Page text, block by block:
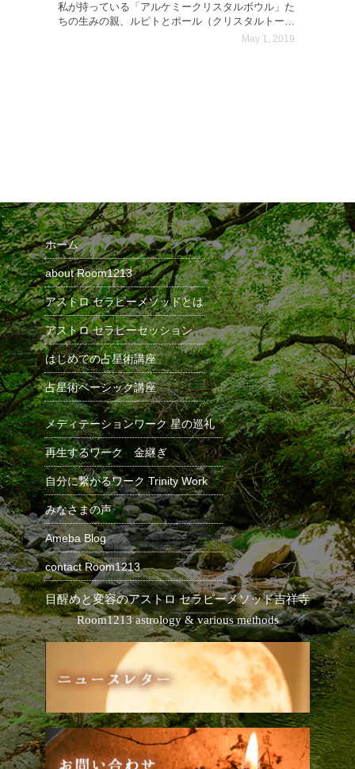
私が持っている「アルケミークリスタルボウル」た
ちの生みの親、ルピトとポール（クリスタルトーン
ズ社主催）の「クリスタルボウルマスターセミナ
May 1, 2019
ホーム
about Room1213
アストロ セラピーメソッドとは
アストロ セラピーセッション
はじめての占星術講座
占星術ベーシック講座
メディテーションワーク 星の巡礼
再生するワーク 金継ぎ
自分に繋がるワーク Trinity Work
みなさまの声
Ameba Blog
contact Room1213
目醒めと変容のアストロ セラピーメソッド吉祥寺
Room1213 astrology & various methods